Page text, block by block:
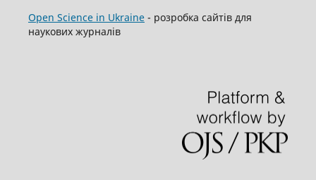
Open Science in Ukraine- розробка сайтів для
наукових журналів